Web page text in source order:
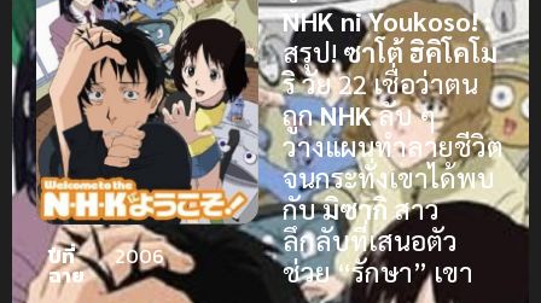
ปีที่
ฉาย
2006
NHK ni Youkoso! :
สรุป!ซาโต้ ฮิคิโคโม
ริวัย 22 เชื่อว่าตน
ถูกNHKลับ ๆ
วางแผนทำลายชีวิต
จนกระทั่งเขาได้พบ
กับมิซากิสาว
ลึกลับที่เสนอตัว
ช่วย “รักษา” เขา